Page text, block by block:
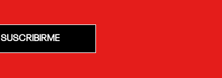
SUSCRIBIRME